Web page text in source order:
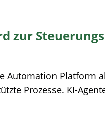
zur
Automation Platform
Prozesse. KI-